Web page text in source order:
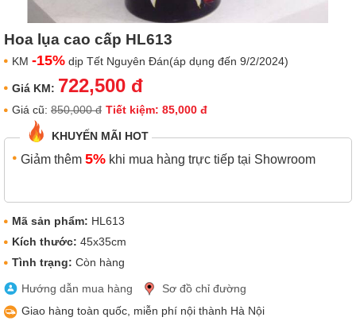
Hoa lụa cao cấp HL613
KM -15% dịp Tết Nguyên Đán(áp dụng đến 9/2/2024)
Giá KM: 722,500 đ
Giá cũ: 850,000 đ Tiết kiệm: 85,000 đ
KHUYẾN MÃI HOT
Giảm thêm 5% khi mua hàng trực tiếp tại Showroom
Mã sản phẩm: HL613
Kích thước: 45x35cm
Tình trạng: Còn hàng
Hướng dẫn mua hàng
Sơ đồ chỉ đường
Giao hàng toàn quốc, miễn phí nội thành Hà Nội